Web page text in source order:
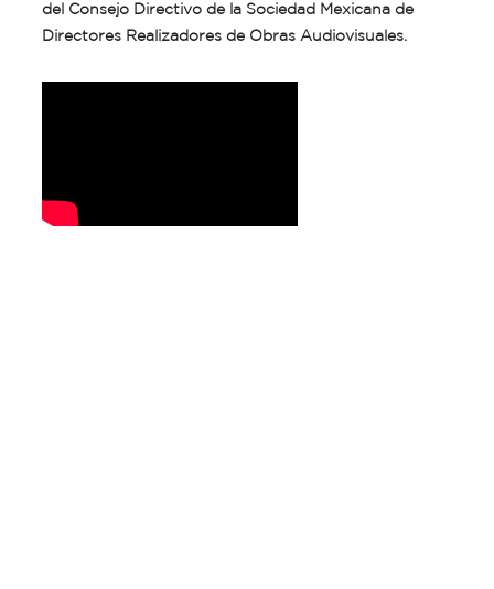
del Consejo Directivo de la Sociedad Mexicana de
Directores Realizadores de Obras Audiovisuales.